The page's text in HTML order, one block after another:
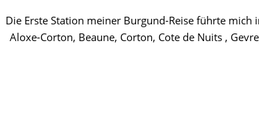
Die Erste Station meiner Burgund-Reise führte
Aloxe-Corton, Beaune, Corton, Cote de Nuits ,